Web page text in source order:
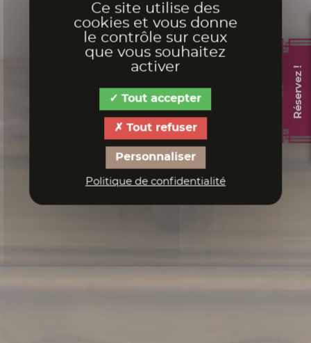
Réservez !
Ce site utilise des
cookies et vous donne
le contrôle sur ceux
que vous souhaitez
activer
Tout accepter
Tout refuser
Personnaliser
Politique de confidentialité